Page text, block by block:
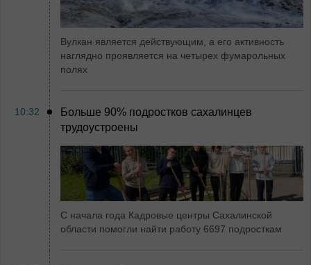
Вулкан является действующим, а его активность
наглядно проявляется на четырех фумарольных
полях
10:32
Больше 90% подростков сахалинцев
трудоустроены
С начала года Кадровые центры Сахалинской
области помогли найти работу 6697 подросткам